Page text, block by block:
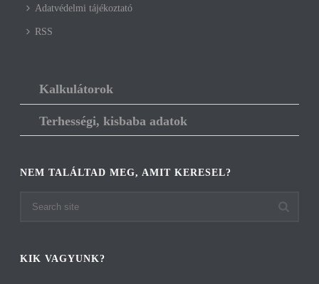
Adatvédelmi tájékoztató
RSS
Kalkulátorok
Terhességi, kisbaba adatok
NEM TALÁLTAD MEG, AMIT KERESEL?
KIK VAGYUNK?